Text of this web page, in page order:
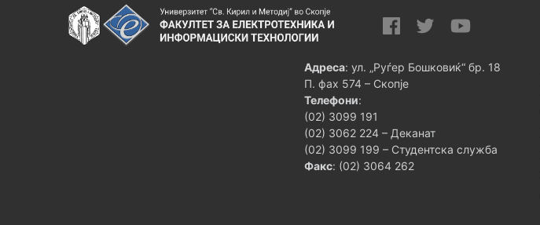
Адреса: ул. „Руѓер Бошковиќ“ бр. 18
П. фах 574 – Скопје
Телефони:
(02) 3099 191
(02) 3062 224 – Деканат
(02) 3099 199 – Студентска служба
Факс: (02) 3064 262